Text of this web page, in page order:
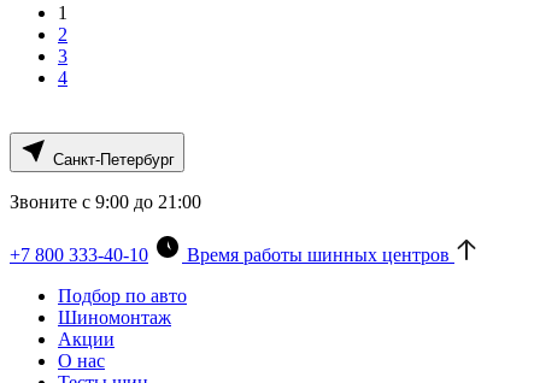
1
2
3
4
Санкт-Петербург
Звоните с 9:00 до 21:00
+7 800 333-40-10
Время работы шинных центров
Подбор по авто
Шиномонтаж
Акции
О нас